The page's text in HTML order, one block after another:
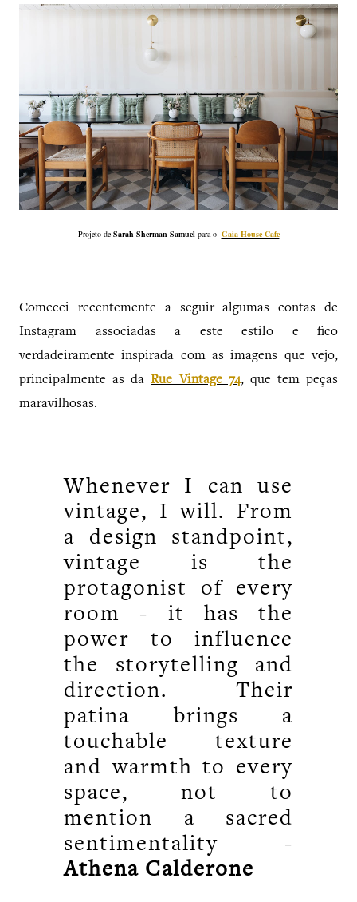
Projeto de Sarah Sherman Samuel para o Gaia House Cafe
Comecei recentemente a seguir algumas contas de
Instagram associadas a este estilo e fico
verdadeiramente inspirada com as imagens que vejo,
principalmente as daRue Vintage 74, que tem peças
maravilhosas.
Whenever I can use
vintage, I will. From
a design standpoint,
vintage is the
protagonist of every
room - it has the
power to influence
the storytelling and
direction. Their
patina brings a
touchable texture
and warmth to every
space, not to
mention a sacred
sentimentality -
Athena Calderone